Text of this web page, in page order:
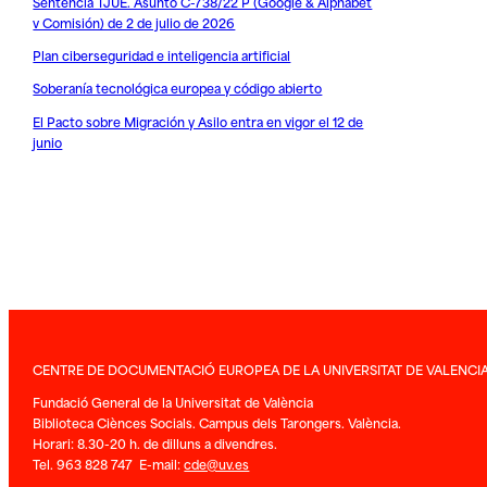
v Comisión) de 2 de julio de 2026
Plan ciberseguridad e inteligencia artificial
Soberanía tecnológica europea y código abierto
El Pacto sobre Migración y Asilo entra en vigor el 12 de
junio
CENTRE DE DOCUMENTACIÓ EUROPEA DE LA UNIVERSITAT DE
Fundació General de la Universitat de València
Biblioteca Ciènces Socials. Campus dels Tarongers. València.
Horari: 8.30-20 h. de dilluns a divendres.
Tel. 963 828 747 E-mail:cde@uv.es